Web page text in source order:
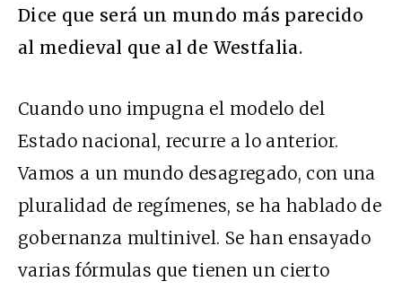
Dice que será un mundo más parecido
al medieval que al de Westfalia.
Cuando uno impugna el modelo del
Estado nacional, recurre a lo anterior.
Vamos a un mundo desagregado, con una
pluralidad de regímenes, se ha hablado de
gobernanza multinivel. Se han ensayado
varias fórmulas que tienen un cierto